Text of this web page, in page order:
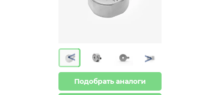
> >
Подобрать аналоги